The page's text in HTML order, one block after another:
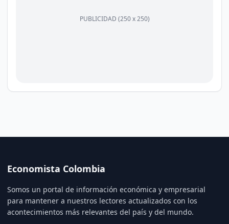
PUBLICIDAD (250 x 250)
Economista Colombia
Somos un portal de información económica y empresarial
para mantener a nuestros lectores actualizados con los
acontecimientos más relevantes del país y del mundo.